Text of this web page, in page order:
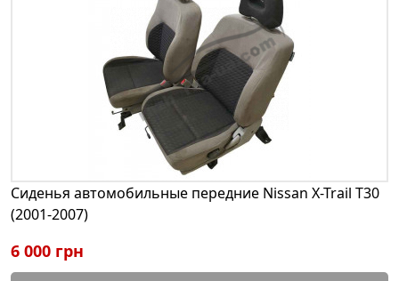
Сиденья автомобильные передние Nissan X-Trail T30
(2001-2007)
6 000 грн